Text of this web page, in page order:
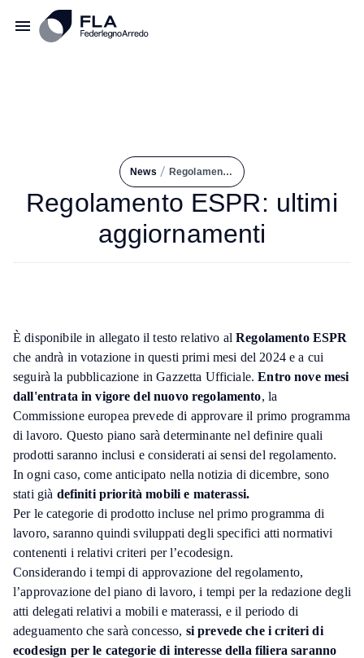
News / Regolamento ESPR: Ultimi Aggiornamenti
Regolamento ESPR: ultimi
aggiornamenti
È disponibile in allegato il testo relativo alRegolamento ESPR
che andrà in votazione in questi primi mesi del 2024 e a cui
seguirà la pubblicazione in Gazzetta Ufficiale.Entro nove mesi
dall'entrata in vigore del nuovo regolamento, la
Commissione europea prevede di approvare il primo programma
di lavoro. Questo piano sarà determinante nel definire quali
prodotti saranno inclusi e considerati ai sensi del regolamento.
In ogni caso, come anticipato nella notizia di dicembre, sono
stati già definiti priorità mobili e materassi.
Per le categorie di prodotto incluse nel primo programma di
lavoro, saranno quindi sviluppati degli specifici atti normativi
contenenti i relativi criteri per l’ecodesign.
Considerando i tempi di approvazione del regolamento,
l’approvazione del piano di lavoro, i tempi per la redazione degli
atti delegati relativi a mobili e materassi, e il periodo di
adeguamento che sarà concesso, si prevede che i criteri di
ecodesign per le categorie di interesse della filiera saranno